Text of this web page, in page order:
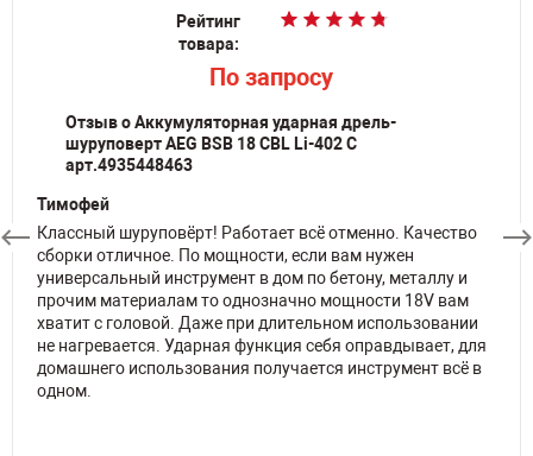
Рейтинг
товара:
По запросу
Отзыв о Аккумуляторная ударная дрель-
шуруповерт AEG BSB 18 CBL Li-402 C
арт.4935448463
Тимофей
Классный шуруповёрт! Работает всё отменно. Качество
сборки отличное. По мощности, если вам нужен
универсальный инструмент в дом по бетону, металлу и
прочим материалам то однозначно мощности 18V вам
хватит с головой. Даже при длительном использовании
не нагревается. Ударная функция себя оправдывает, для
домашнего использования получается инструмент всё в
одном.
Рейтинг
товара:
По запросу
Рейтинг
товара:
По запросу
Рейтинг
товара:
По запросу
Рейтинг
товара:
22 990p
Рейтинг
товара:
22 990p